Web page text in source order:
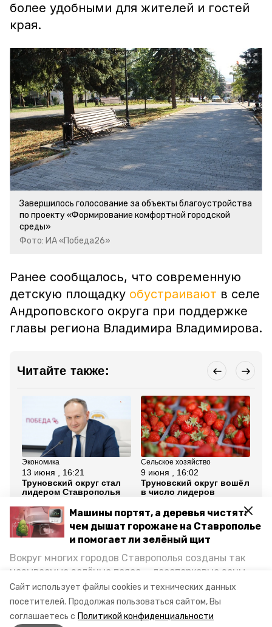
Сайт использует файлы cookies и технических данных
посетителей. Продолжая пользоваться сайтом, Вы
соглашаетесь с Политикой конфиденциальности
Машины портят, а деревья чистят:
чем дышат горожане на Ставрополье
и помогает ли зелёный щит
Вокруг многих городов Ставрополья созданы так
называемые зелёные пояса — лесопарковые зоны,
снижающие негативное воздействие выхлопных
газов на атмосферу. Справляются ли они с
постоянно растущим потоком автотранспорта и
более удобными для жителей и гостей
края.
Завершилось голосование за объекты благоустройства
по проекту «Формирование комфортной городской
среды»
Фото: ИА «Победа26»
Ранее сообщалось, что современную
детскую площадку обустраивают в селе
Андроповского округа при поддержке
главы региона Владимира Владимирова.
Читайте также:
Экономика
13 июня , 16:21
Труновский округ стал
лидером Ставрополья
роста инвестиций
Сельское хозяйство
9 июня , 16:02
Труновский округ вошёл
в число лидеров
клубники
Все новости
труновский округ